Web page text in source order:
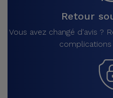
Retour
Vous avez changé d'avis ?